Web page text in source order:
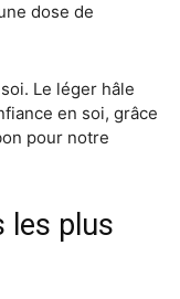
dose de
Le léger hâle
en soi, grâce
pour notre
les plus